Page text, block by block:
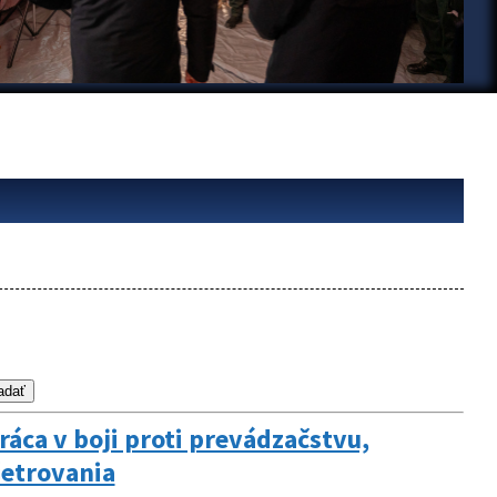
v boji proti prevádzačstvu,